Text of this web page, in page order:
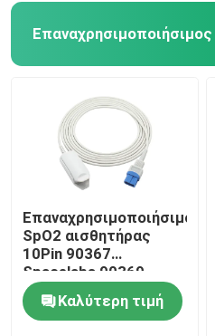
Επαναχρησιμοποιήσιμος
SpO2 αισθητήρας
10Pin 90367
Spacelabs 90369
ενήλικος αισθητήρας
συνδετήρων SpO2
δάχτυλων
Καλύτερη τιμή